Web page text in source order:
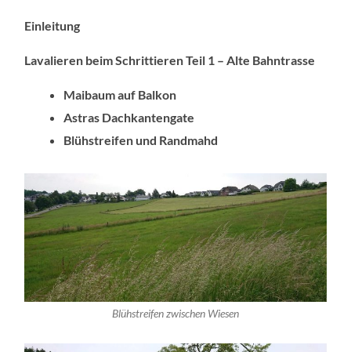
Einleitung
Lavalieren beim Schrittieren Teil 1 – Alte Bahntrasse
Maibaum auf Balkon
Astras Dachkantengate
Blühstreifen und Randmahd
Blühstreifen zwischen Wiesen